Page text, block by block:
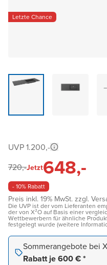
Letzte Chance
UVP 1.200,-
720,-Jetzt648,-
- 10% Rabatt
Preis inkl. 19% MwSt. zzgl.
Die UVP ist der vom Lieferanten
der von X²O auf Basis einer
Wettbewerbern für ähnliche
festgelegt wurde (weitere
Sommerangebote bei
Rabatt je 600 € *